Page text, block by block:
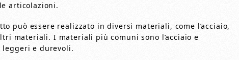
articolazioni.
può essere realizzato in diversi materiali, come l’acciaio,
materiali. I materiali più comuni sono l’acciaio e
leggeri e durevoli.